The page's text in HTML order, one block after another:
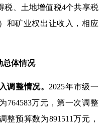
税、土地增值税4个共享税
和矿业权出让收入，相应
体情况
整情况。 2025年市级一
764583万元，第一次调整
整预算数为891511万元，